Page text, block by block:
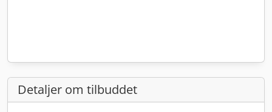
Detaljer om tilbuddet